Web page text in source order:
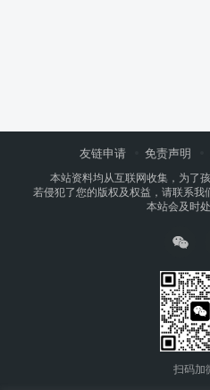
友链申请 免责声明
本站资料均从互联网收集，为了
若侵犯了您的版权及权益，请联系
本站会及时
扫码加